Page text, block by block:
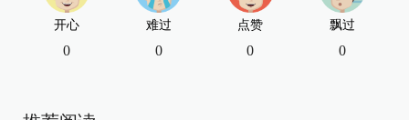
开心
0
难过
0
点赞
0
飘过
0